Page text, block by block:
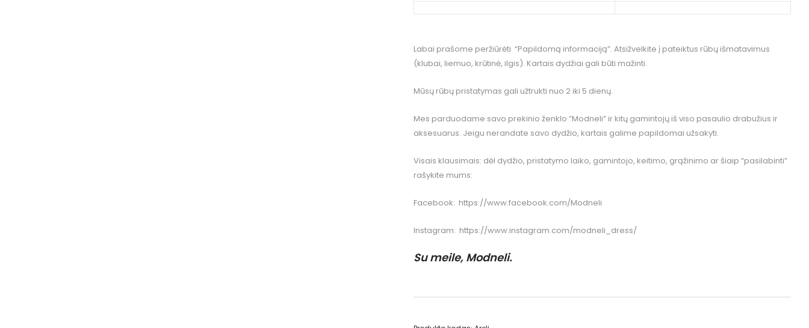
Labai prašome peržiūrėti “Papildomą informaciją”. Atsižvelkite į pateiktus rūbų išmatavimus
(klubai, liemuo, krūtinė, ilgis). Kartais dydžiai gali būti mažinti.
Mūsų rūbų pristatymas gali užtrukti nuo 2 iki 5 dienų.
Mes parduodame savo prekinio ženklo “Modneli” ir kitų gamintojų iš viso pasaulio drabužius ir
aksesuarus. Jeigu nerandate savo dydžio, kartais galime papildomai užsakyti.
Visais klausimais: dėl dydžio, pristatymo laiko, gamintojo, keitimo, grąžinimo ar šiaip “pasilabinti”
rašykite mums:
Facebook: https://www.facebook.com/Modneli
Instagram: https://www.instagram.com/modneli_dress/
Su meile, Modneli.